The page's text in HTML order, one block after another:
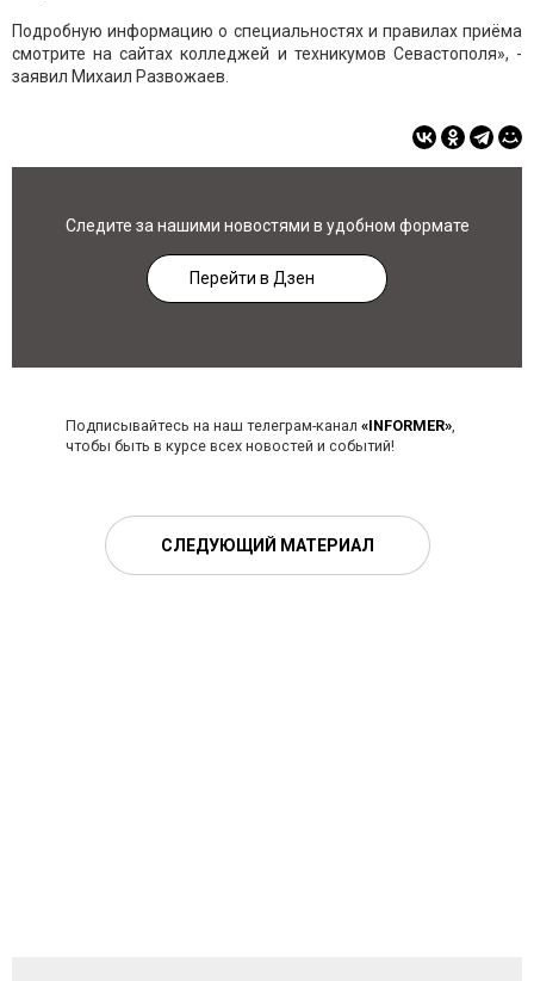
Подробную информацию о специальностях и правилах приёма
смотрите на сайтах колледжей и техникумов Севастополя», -
заявил Михаил Развожаев.
Следите за нашими новостями в удобном формате
Перейти в Дзен
Подписывайтесь на наш телеграм-канал «INFORMER»,
чтобы быть в курсе всех новостей и событий!
СЛЕДУЮЩИЙ МАТЕРИАЛ